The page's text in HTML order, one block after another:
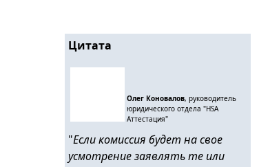
Цитата
Олег Коновалов, руководитель
юридического отдела "HSA
Аттестация"
"Если комиссия будет на свое
усмотрение заявлять те или